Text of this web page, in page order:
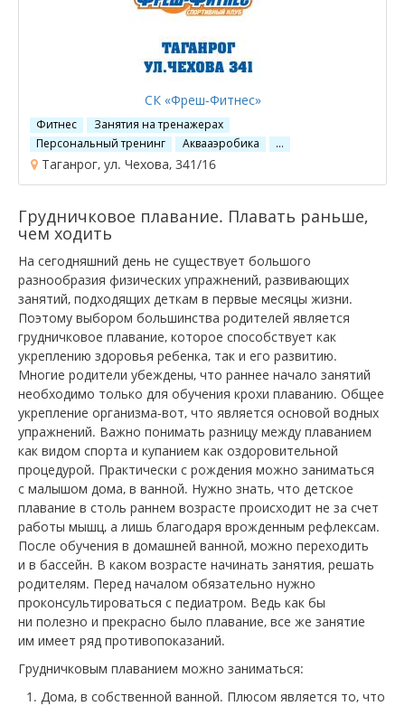
СК «Фреш-Фитнес»
Фитнес
Занятия на тренажерах
Персональный тренинг
Аквааэробика …
Таганрог, ул. Чехова, 341/16
Грудничковое плавание. Плавать раньше,
чем ходить
На сегодняшний день не существует большого
разнообразия физических упражнений, развивающих
занятий, подходящих деткам в первые месяцы жизни.
Поэтому выбором большинства родителей является
грудничковое плавание, которое способствует как
укреплению здоровья ребенка, так и его развитию.
Многие родители убеждены, что раннее начало занятий
необходимо только для обучения крохи плаванию. Общее
укрепление организма-вот, что является основой водных
упражнений. Важно понимать разницу между плаванием
как видом спорта и купанием как оздоровительной
процедурой. Практически с рождения можно заниматься
с малышом дома, в ванной. Нужно знать, что детское
плавание в столь раннем возрасте происходит не за счет
работы мышц, а лишь благодаря врожденным рефлексам.
После обучения в домашней ванной, можно переходить
и в бассейн. В каком возрасте начинать занятия, решать
родителям. Перед началом обязательно нужно
проконсультироваться с педиатром. Ведь как бы
ни полезно и прекрасно было плавание, все же занятие
им имеет ряд противопоказаний.
Грудничковым плаванием можно заниматься:
Дома, в собственной ванной. Плюсом является то, что